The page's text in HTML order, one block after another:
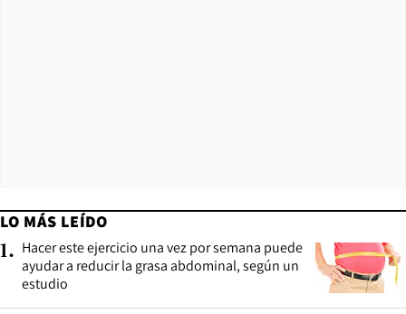
LO MÁS LEÍDO
1. Hacer este ejercicio una vez por semana puede
ayudar a reducir la grasa abdominal, según un
estudio